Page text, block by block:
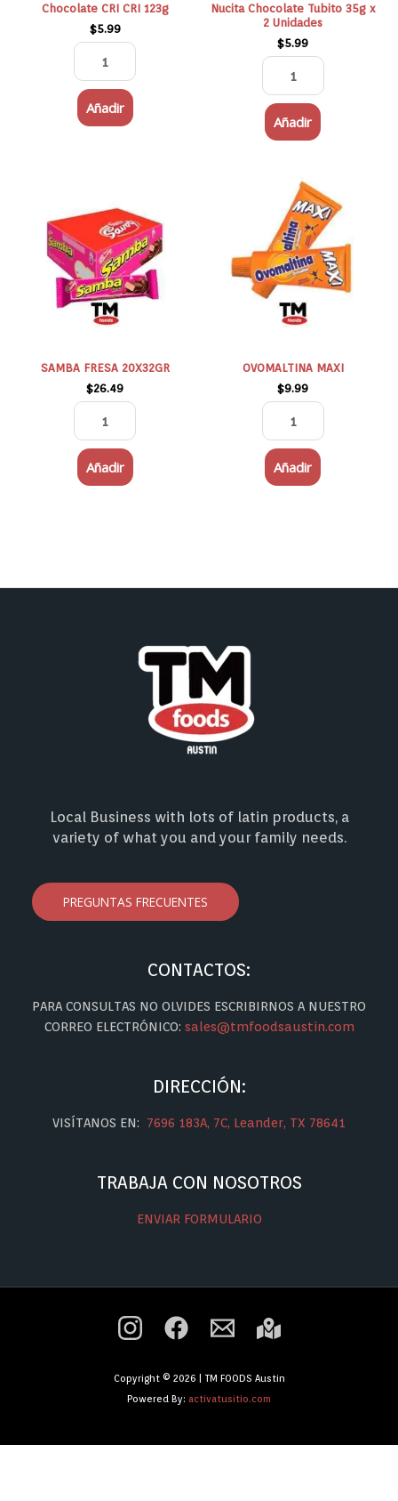
Chocolate CRI CRI 123g
$5.99
Añadir
Nucita Chocolate Tubito 35g x
2 Unidades
$5.99
Añadir
SAMBA FRESA 20X32GR
$26.49
20X32GR
cantidad
Añadir
OVOMALTINA MAXI
$9.99
OVOMALTINA
MAXI
cantidad
Añadir
Local Business with lots of latin products, a
variety of what you and your family needs.
PREGUNTAS FRECUENTES
CONTACTOS:
PARA CONSULTAS NO OLVIDES ESCRIBIRNOS A NUESTRO
CORREO ELECTRÓNICO: sales@tmfoodsaustin.com
DIRECCIÓN:
VISÍTANOS EN: 7696 183A, 7C, Leander, TX 78641
TRABAJA CON NOSOTROS
ENVIAR FORMULARIO
Copyright © 2026 | TM FOODS Austin
Powered By: activatusitio.com